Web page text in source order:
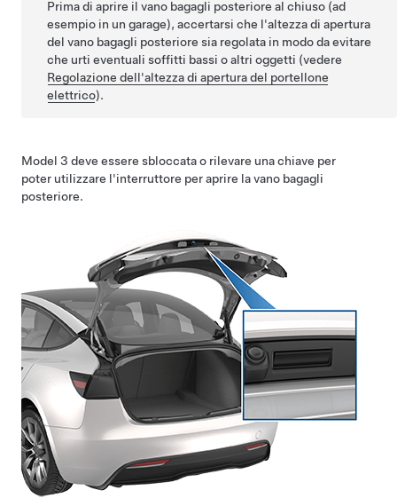
Prima di aprire ilvano bagagli posteriore al chiuso (ad
esempio in un garage), accertarsi che l'altezza di apertura
delvano bagagli posteriore sia regolata in modo da evitare
che urti eventuali soffitti bassi o altri oggetti (vedere
Regolazione dell'altezza di apertura del portellone
elettrico).
Model 3 deve essere sbloccata o rilevare una chiave per
poter utilizzare l'interruttore per aprire lavano bagagli
posteriore.